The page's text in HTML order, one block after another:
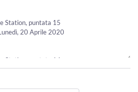
Station, puntata 15
20 Aprile 2020
Station, puntata 14
20 Aprile 2020